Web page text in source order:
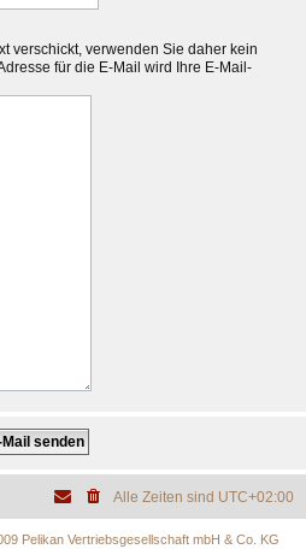
verschickt, verwenden Sie daher kein
für die E-Mail wird Ihre E-Mail-
Alle Zeiten sind UTC+02:00
Pelikan Vertriebsgesellschaft mbH & Co. KG